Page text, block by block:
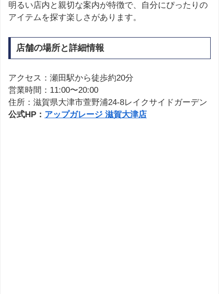
明るい店内と親切な案内が特徴で、自分にぴったりの
アイテムを探す楽しさがあります。
店舗の場所と詳細情報
アクセス：瀬田駅から徒歩約20分
営業時間：11:00〜20:00
住所：滋賀県大津市萱野浦24-8レイクサイドガーデン
公式HP： アップガレージ 滋賀大津店